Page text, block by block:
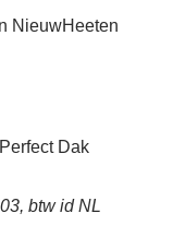
NieuwHeeten
Dak
btw id NL